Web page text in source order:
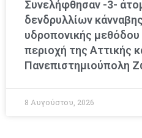
Συνελήφθησαν -3-
δενδρυλλίων
υδροπονικής μεθόδου
περιοχή της Αττικής
Πανεπιστημιούπολη
8 Αυγούστου, 2026